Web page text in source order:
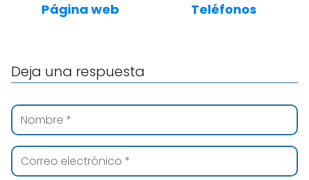
Página web Teléfonos
Deja una respuesta